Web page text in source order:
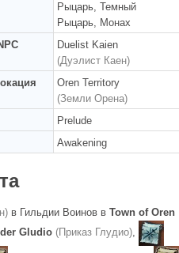
Рыцарь, Темный
Рыцарь, Монах
Duelist Kaien
(Дуэлист Каен)
Oren Territory
(Земли Орена)
Prelude
Awakening
в Гильдии Воинов в Town of Oren
Gludio (Приказ Глудио),